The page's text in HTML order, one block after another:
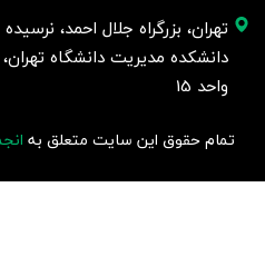
تهران، بزرگراه جلال احمد،
واحد 15
تمام حقوق این سایت متعلق به